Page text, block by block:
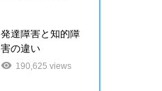
発達障害と知的障
害の違い
190,625 views